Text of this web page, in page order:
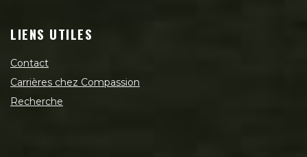
LIENS UTILES
Contact
Carrières chez Compassion
Recherche